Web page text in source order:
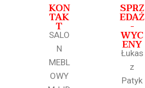
KON
TAK
T
SALO
N
MEBL
OWY
SPRZ
EDAŻ
-
WYC
ENY
Łukas
z
Patyk